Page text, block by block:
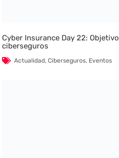
Cyber Insurance Day 22:
ciberseguros
Actualidad,Ciberseguros, Eventos